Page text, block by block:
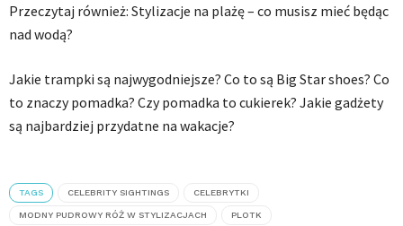
Przeczytaj również: Stylizacje na plażę – co musisz mieć będąc
nad wodą?
Jakie trampki są najwygodniejsze? Co to są Big Star shoes? Co
to znaczy pomadka? Czy pomadka to cukierek? Jakie gadżety
są najbardziej przydatne na wakacje?
TAGS CELEBRITY SIGHTINGS CELEBRYTKI
MODNY PUDROWY RÓŻ W STYLIZACJACH PLOTK